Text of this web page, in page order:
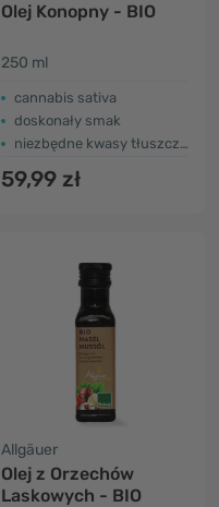
Olej Konopny - BIO
250 ml
cannabis sativa
doskonały smak
niezbędne kwasy tłuszczowe
59,99 zł
Allgäuer
Olej z Orzechów
Laskowych - BIO